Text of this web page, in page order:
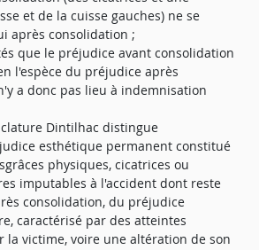
et de la cuisse gauches) ne se
après consolidation ;
que le préjudice avant consolidation
l'espèce du préjudice après
a donc pas lieu à indemnisation
Dintilhac distingue
esthétique permanent constitué
physiques, cicatrices ou
imputables à l'accident dont reste
consolidation, du préjudice
caractérisé par des atteintes
la victime, voire une altération de son